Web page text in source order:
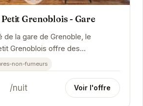
Grenoblois - Gare
de la gare de Grenoble, le
Grenoblois offre des
et entièrement équipés.
non-fumeurs
/nuit Voir l'offre